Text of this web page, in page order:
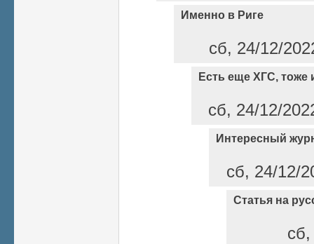
Именно в Риге
сб, 24/12/
Есть еще ХГС, тоже
сб, 24/12/
Интересный
сб, 24/12/
Статья на